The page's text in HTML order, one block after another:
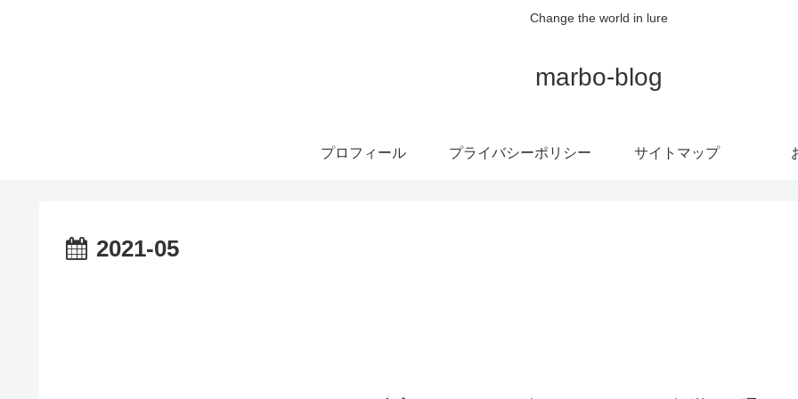
Change the world in lure
marbo-blog
プロフィール プライバシーポリシー サイトマップ
2021-05